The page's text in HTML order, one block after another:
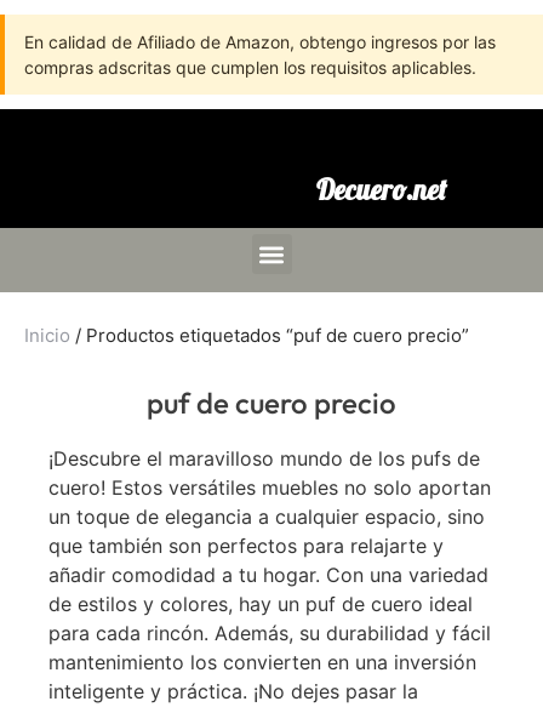
En calidad de Afiliado de Amazon, obtengo ingresos por las
compras adscritas que cumplen los requisitos aplicables.
Decuero.net
Inicio / Productos etiquetados “puf de cuero precio”
puf de cuero precio
¡Descubre el maravilloso mundo de los pufs de
cuero! Estos versátiles muebles no solo aportan
un toque de elegancia a cualquier espacio, sino
que también son perfectos para relajarte y
añadir comodidad a tu hogar. Con una variedad
de estilos y colores, hay un puf de cuero ideal
para cada rincón. Además, su durabilidad y fácil
mantenimiento los convierten en una inversión
inteligente y práctica. ¡No dejes pasar la